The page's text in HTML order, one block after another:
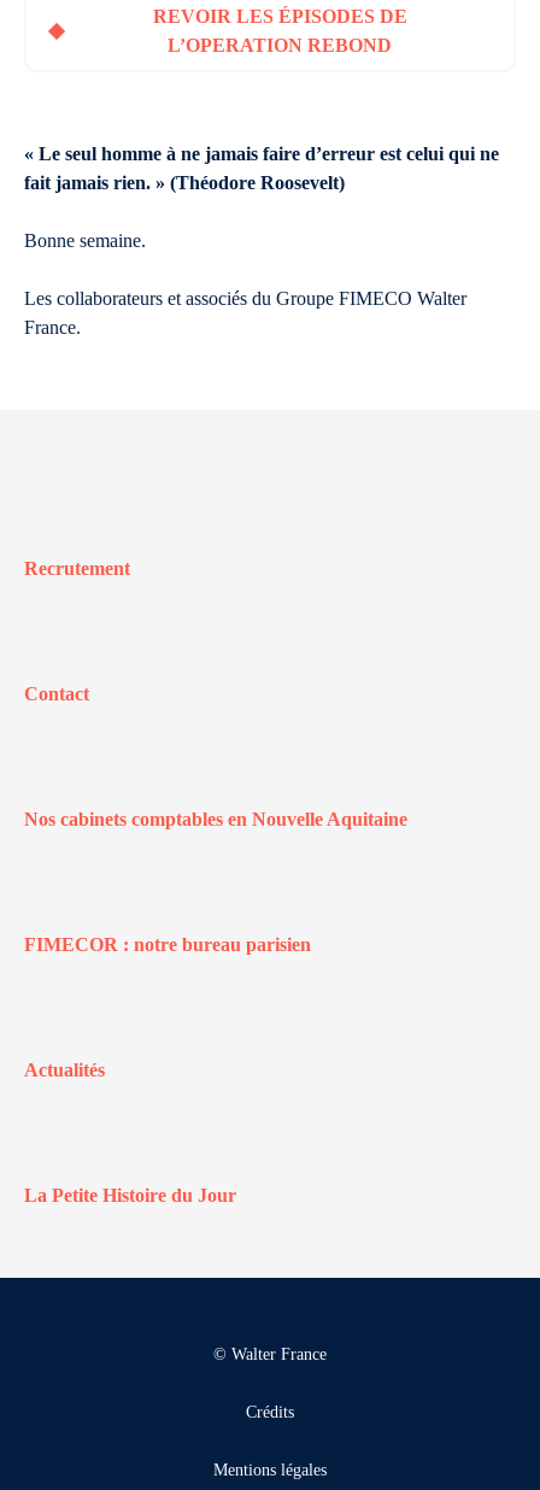
REVOIR LES ÉPISODES DE
L’OPERATION REBOND
« Le seul homme à ne jamais faire d’erreur est celui qui ne
fait jamais rien. » (Théodore Roosevelt)
Bonne semaine.
Les collaborateurs et associés du Groupe FIMECO Walter
France.
Recrutement
Contact
Nos cabinets comptables en Nouvelle Aquitaine
FIMECOR : notre bureau parisien
Actualités
La Petite Histoire du Jour
© Walter France
Crédits
Mentions légales